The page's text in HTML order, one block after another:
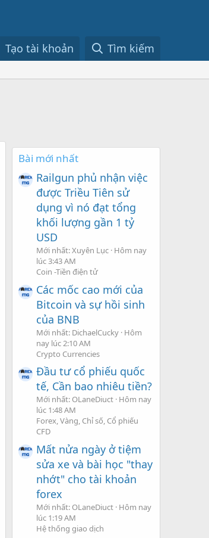
Tạo tài khoản Tìm kiếm
Bài mới nhất
Railgun phủ nhận việc
được Triều Tiên sử
dụng vì nó đạt tổng
khối lượng gần 1 tỷ
USD
Mới nhất: Xuyên Lục Hôm nay
lúc 3:43 AM
Coin -Tiền điện tử
Các mốc cao mới của
Bitcoin và sự hồi sinh
của BNB
Mới nhất: DichaelCucky Hôm
nay lúc 2:10 AM
Crypto Currencies
Đầu tư cổ phiếu quốc
tế, Cần bao nhiêu tiền?
Mới nhất: OLaneDiuct Hôm nay
lúc 1:48 AM
Forex, Vàng, Chỉ số, Cổ phiếu
CFD
Mất nửa ngày ở tiệm
sửa xe và bài học "thay
nhớt" cho tài khoản
forex
Mới nhất: OLaneDiuct Hôm nay
lúc 1:19 AM
Hệ thống giao dịch